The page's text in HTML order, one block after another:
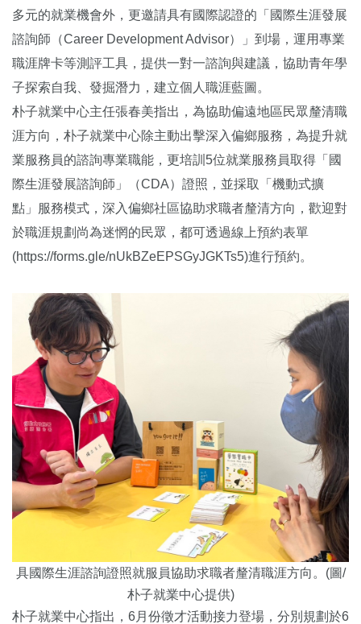
多元的就業機會外，更邀請具有國際認證的「國際生涯發展
諮詢師（Career Development Advisor）」到場，運用專業
職涯牌卡等測評工具，提供一對一諮詢與建議，協助青年學
子探索自我、發掘潛力，建立個人職涯藍圖。
朴子就業中心主任張春美指出，為協助偏遠地區民眾釐清職
涯方向，朴子就業中心除主動出擊深入偏鄉服務，為提升就
業服務員的諮詢專業職能，更培訓5位就業服務員取得「國
際生涯發展諮詢師」（CDA）證照，並採取「機動式擴
點」服務模式，深入偏鄉社區協助求職者釐清方向，歡迎對
於職涯規劃尚為迷惘的民眾，都可透過線上預約表單
(https://forms.gle/nUkBZeEPSGyJGKTs5)進行預約。
具國際生涯諮詢證照就服員協助求職者釐清職涯方向。(圖/
朴子就業中心提供)
朴子就業中心指出，6月份徵才活動接力登場，分別規劃於6